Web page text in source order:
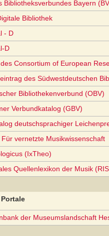
Bibliotheksverbundes Bayern
Bibliothek
- D
D
Consortium of European
des Südwestdeutschen
Bibliothekenverbund (OBV)
Verbundkatalog (GBV)
deutschsprachiger
vernetzte Musikwissenschaft
(IxTheo)
Quellenlexikon der Musik
der Museumslandschaft